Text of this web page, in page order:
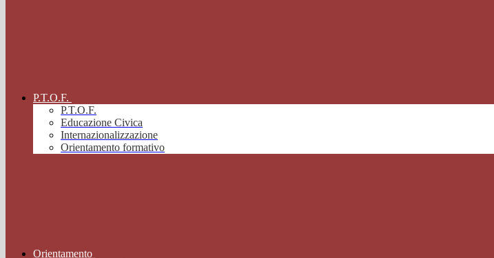
P.T.O.F.
P.T.O.F.
Educazione Civica
Internazionalizzazione
Orientamento formativo
Orientamento